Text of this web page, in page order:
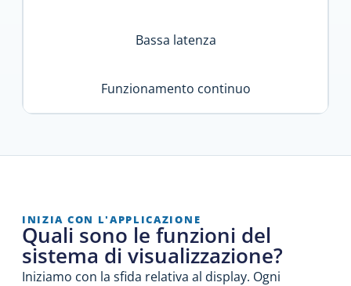
Bassa latenza
Funzionamento continuo
INIZIA CON L'APPLICAZIONE
Quali sono le funzioni del
sistema di visualizzazione?
Iniziamo con la sfida relativa al display. Ogni